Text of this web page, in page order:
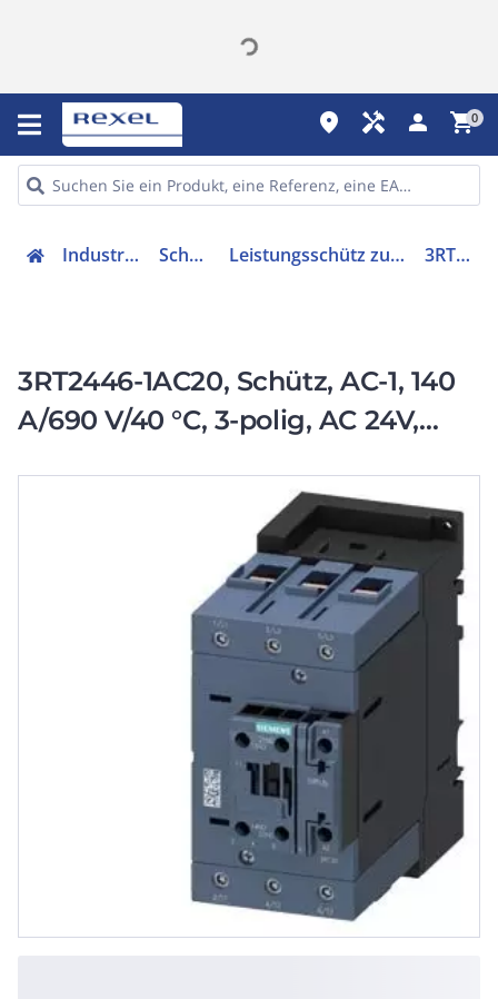
place handyman person shopping_cart0
Industriekomponenten Schütze & Relais Leistungsschütz zum Schalten von Wechselstrom 3RT24461AC20
3RT2446-1AC20, Schütz, AC-1, 140
A/690 V/40 °C, 3-polig, AC 24V,